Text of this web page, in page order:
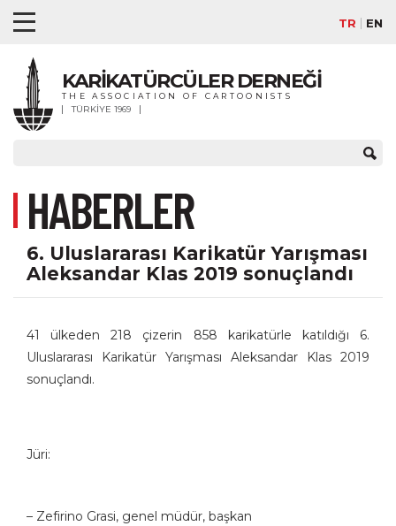
TR EN
KARİKATÜRCÜLER DERNEĞİ
THE ASSOCIATION OF CARTOONISTS
TÜRKİYE 1969
HABERLER
6. Uluslararası Karikatür Yarışması
Aleksandar Klas 2019 sonuçlandı
41 ülkeden 218 çizerin 858 karikatürle katıldığı 6.
Uluslararası Karikatür Yarışması Aleksandar Klas 2019
sonuçlandı.
Jüri:
– Zefirino Grasi, genel müdür, başkan